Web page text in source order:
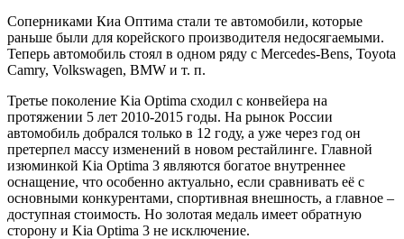
Соперниками Киа Оптима стали те автомобили, которые
раньше были для корейского производителя недосягаемыми.
Теперь автомобиль стоял в одном ряду с Mercedes-Bens, Toyota
Camry, Volkswagen, BMW и т. п.
Третье поколение Kia Optima сходил с конвейера на
протяжении 5 лет 2010-2015 годы. На рынок России
автомобиль добрался только в 12 году, а уже через год он
претерпел массу изменений в новом рестайлинге. Главной
изюминкой Kia Optima 3 являются богатое внутреннее
оснащение, что особенно актуально, если сравнивать её с
основными конкурентами, спортивная внешность, а главное –
доступная стоимость. Но золотая медаль имеет обратную
сторону и Kia Optima 3 не исключение.